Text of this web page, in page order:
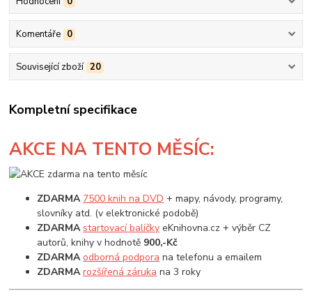
Komentáře 0
Související zboží 20
Kompletní specifikace
AKCE NA TENTO MĚSÍC:
ZDARMA 7500 knih na DVD + mapy, návody, programy,
slovníky atd. (v elektronické podobě)
ZDARMA startovací balíčky eKnihovna.cz + výběr CZ
autorů, knihy v hodnotě 900,-Kč
ZDARMA odborná podpora na telefonu a emailem
ZDARMA rozšířená záruka na 3 roky